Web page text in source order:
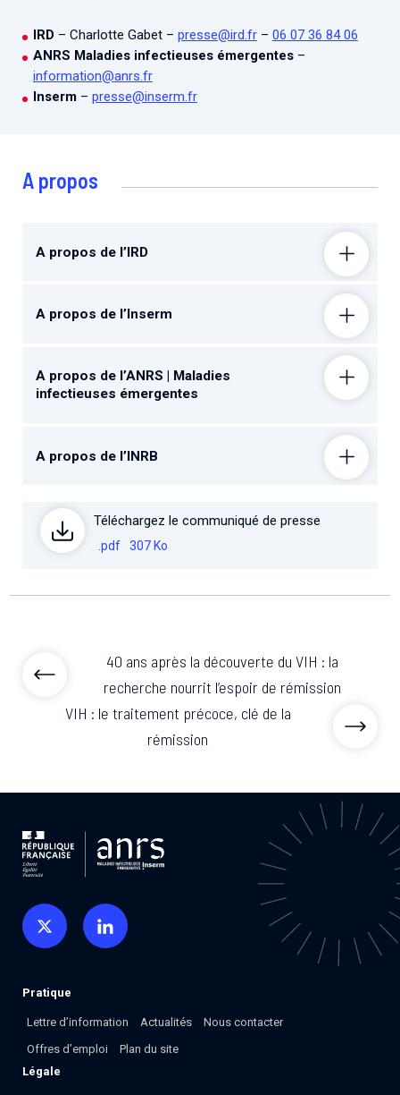
IRD – Charlotte Gabet – presse@ird.fr– 06 07 36 84 06
ANRS Maladies infectieuses émergentes–
information@anrs.fr
Inserm – presse@inserm.fr
A propos
A propos de l’IRD
A propos de l’Inserm
A propos de l’ANRS | Maladies
infectieuses émergentes
A propos de l’INRB
Téléchargez le communiqué de presse
.pdf 307 Ko
40 ans après la découverte du VIH : la
recherche nourrit l’espoir de rémission
VIH : le traitement précoce, clé de la
rémission
Pratique
Lettre d’information Actualités
Nous contacter
Offres d’emploi
Plan du site
Légale